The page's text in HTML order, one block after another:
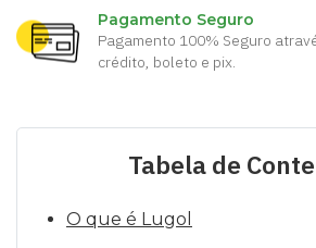
Pagamento Seguro
Pagamento 100% Seguro
crédito, boleto e pix.
Tabela de
O que é Lugol